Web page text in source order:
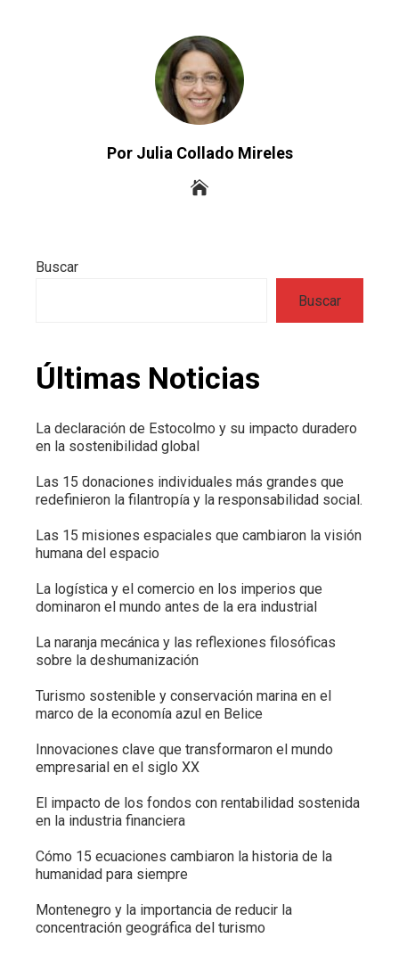
Por Julia Collado Mireles
Buscar
Buscar
Últimas Noticias
La declaración de Estocolmo y su impacto duradero
en la sostenibilidad global
Las 15 donaciones individuales más grandes que
redefinieron la filantropía y la responsabilidad social.
Las 15 misiones espaciales que cambiaron la visión
humana del espacio
La logística y el comercio en los imperios que
dominaron el mundo antes de la era industrial
La naranja mecánica y las reflexiones filosóficas
sobre la deshumanización
Turismo sostenible y conservación marina en el
marco de la economía azul en Belice
Innovaciones clave que transformaron el mundo
empresarial en el siglo XX
El impacto de los fondos con rentabilidad sostenida
en la industria financiera
Cómo 15 ecuaciones cambiaron la historia de la
humanidad para siempre
Montenegro y la importancia de reducir la
concentración geográfica del turismo